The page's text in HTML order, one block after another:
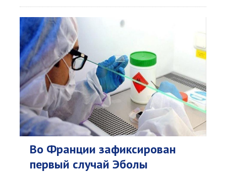
Во Франции зафиксирован
первый случай Эболы